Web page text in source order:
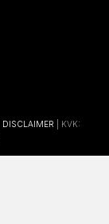
DISCLAIMER | KVK: